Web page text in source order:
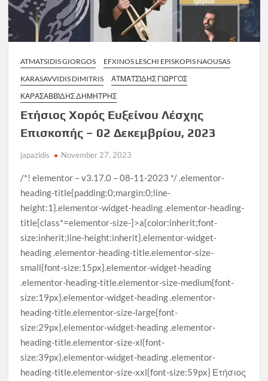
ATMATSIDIS GIORGOS
EFXINOS LESCHI EPISKOPIS NAOUSAS
KARASAVVIDIS DIMITRIS
ΑΤΜΑΤΣΊΔΗΣ ΓΙΏΡΓΟΣ
ΚΑΡΑΣΑΒΒΊΔΗΣ ΔΗΜΉΤΡΗΣ
Ετήσιος Χορός Ευξείνου Λέσχης
Επισκοπής – 02 Δεκεμβρίου, 2023
japazidis November 27, 2023
/*! elementor – v3.17.0 – 08-11-2023 */ .elementor-
heading-title{padding:0;margin:0;line-
height:1}.elementor-widget-heading .elementor-heading-
title[class*=elementor-size-]>a{color:inherit;font-
size:inherit;line-height:inherit}.elementor-widget-
heading .elementor-heading-title.elementor-size-
small{font-size:15px}.elementor-widget-heading
.elementor-heading-title.elementor-size-medium{font-
size:19px}.elementor-widget-heading .elementor-
heading-title.elementor-size-large{font-
size:29px}.elementor-widget-heading .elementor-
heading-title.elementor-size-xl{font-
size:39px}.elementor-widget-heading .elementor-
heading-title.elementor-size-xxl{font-size:59px} Ετήσιος